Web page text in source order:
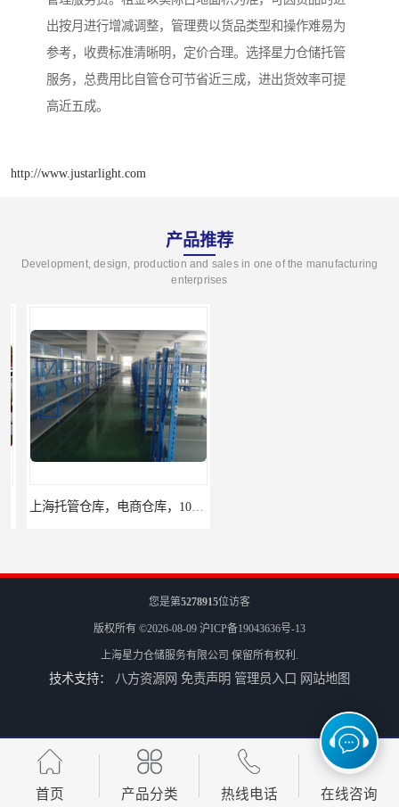
出按月进行增减调整，管理费以货品类型和操作难易为
参考，收费标准清晰明，定价合理。选择星力仓储托管
服务，总费用比自管仓可节省近三成，进出货效率可提
高近五成。
http://www.justarlight.com
产品推荐
Development, design, production and sales in one of the manufacturing
enterprises
上海托管仓库，电商仓库，10平起租
宝山区小面积托管仓库，电商仓库
您是第5278915位访客
版权所有 ©2026-08-09 沪ICP备19043636号-13
上海星力仓储服务有限公司 保留所有权利.
技术支持： 八方资源网 免责声明 管理员入口 网站地图
首页 产品分类 热线电话 在线咨询